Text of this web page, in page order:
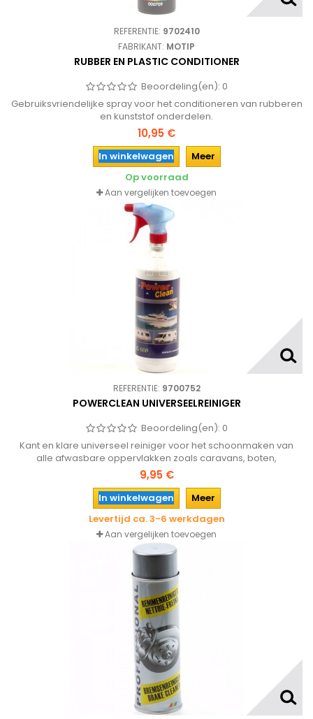
REFERENTIE: 9702410
FABRIKANT: MOTIP
RUBBER EN PLASTIC CONDITIONER
Beoordeling(en): 0
Gebruiksvriendelijke spray voor het conditioneren van rubberen
en kunststof onderdelen.
10,95 €
In winkelwagen
Meer
Op voorraad
Aan vergelijken toevoegen
REFERENTIE: 9700752
POWERCLEAN UNIVERSEELREINIGER
Beoordeling(en): 0
Kant en klare universeel reiniger voor het schoonmaken van
alle afwasbare oppervlakken zoals caravans, boten,
surfplanken, zwembaden, tuinmeubelen, kunststof ramen enz.
9,95 €
In winkelwagen
Meer
Levertijd ca. 3-6 werkdagen
Aan vergelijken toevoegen